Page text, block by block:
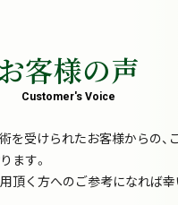
客様の声
Customer's Voice
を受けられたお客様からの、
ます。
頂く方へのご参考になれば幸